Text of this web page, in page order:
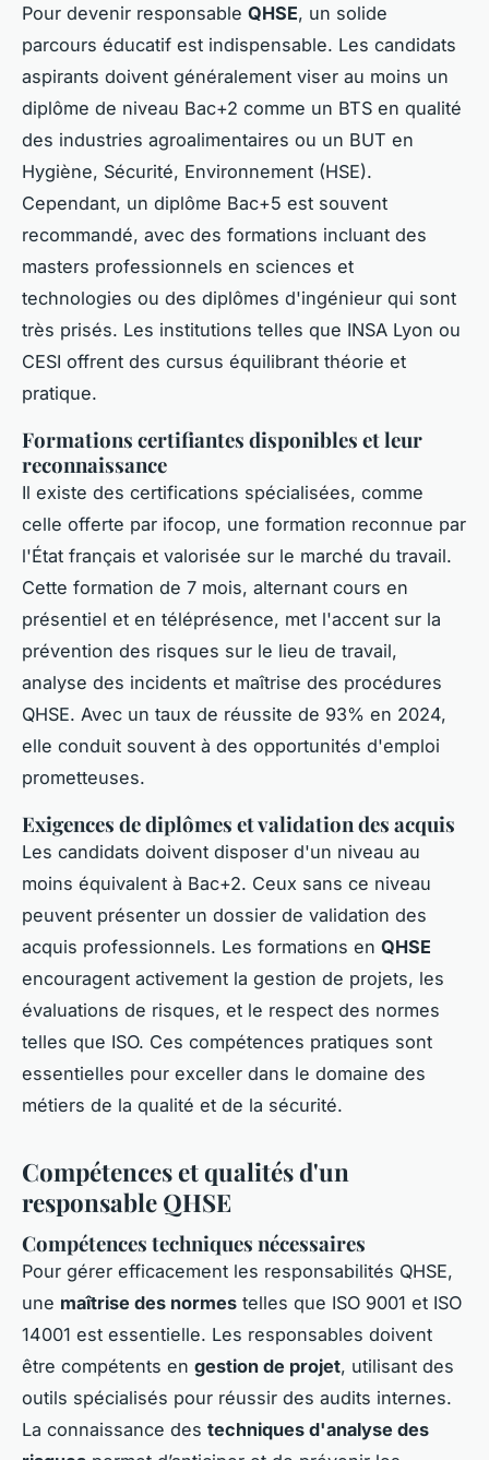
Pour devenir responsable QHSE, un solide
parcours éducatif est indispensable. Les candidats
aspirants doivent généralement viser au moins un
diplôme de niveau Bac+2 comme un BTS en qualité
des industries agroalimentaires ou un BUT en
Hygiène, Sécurité, Environnement (HSE).
Cependant, un diplôme Bac+5 est souvent
recommandé, avec des formations incluant des
masters professionnels en sciences et
technologies ou des diplômes d'ingénieur qui sont
très prisés. Les institutions telles que INSA Lyon ou
CESI offrent des cursus équilibrant théorie et
pratique.
Formations certifiantes disponibles et leur
reconnaissance
Il existe des certifications spécialisées, comme
celle offerte par ifocop, une formation reconnue par
l'État français et valorisée sur le marché du travail.
Cette formation de 7 mois, alternant cours en
présentiel et en téléprésence, met l'accent sur la
prévention des risques sur le lieu de travail,
analyse des incidents et maîtrise des procédures
QHSE. Avec un taux de réussite de 93% en 2024,
elle conduit souvent à des opportunités d'emploi
prometteuses.
Exigences de diplômes et validation des acquis
Les candidats doivent disposer d'un niveau au
moins équivalent à Bac+2. Ceux sans ce niveau
peuvent présenter un dossier de validation des
acquis professionnels. Les formations en QHSE
encouragent activement la gestion de projets, les
évaluations de risques, et le respect des normes
telles que ISO. Ces compétences pratiques sont
essentielles pour exceller dans le domaine des
métiers de la qualité et de la sécurité.
Compétences et qualités d'un
responsable QHSE
Compétences techniques nécessaires
Pour gérer efficacement les responsabilités QHSE,
une maîtrise des normes telles que ISO 9001 et ISO
14001 est essentielle. Les responsables doivent
être compétents en gestion de projet, utilisant des
outils spécialisés pour réussir des audits internes.
La connaissance des techniques d'analyse des